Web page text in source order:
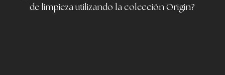
de limpieza utilizando la colección Origin?